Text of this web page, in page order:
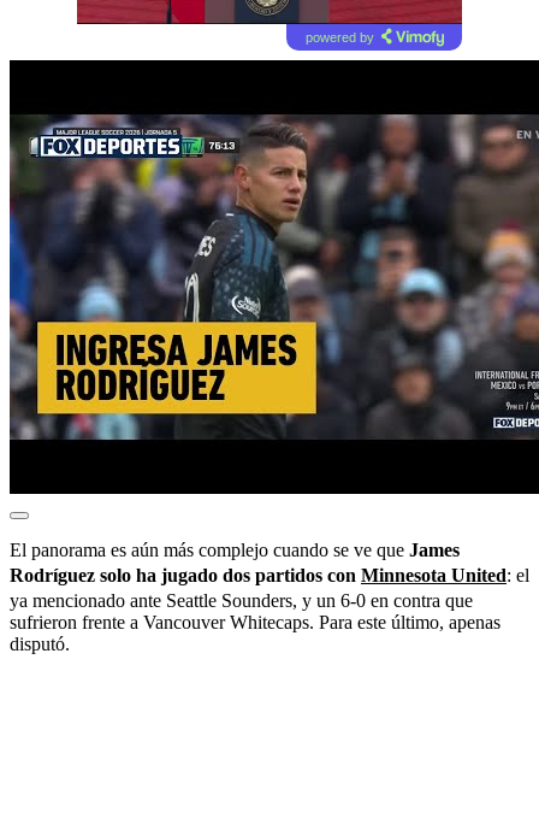
powered by
El panorama es aún más complejo cuando se ve que James
Rodríguez solo ha jugado dos partidos con Minnesota United: el
ya mencionado ante Seattle Sounders, y un 6-0 en contra que
sufrieron frente a Vancouver Whitecaps. Para este último, apenas
disputó.